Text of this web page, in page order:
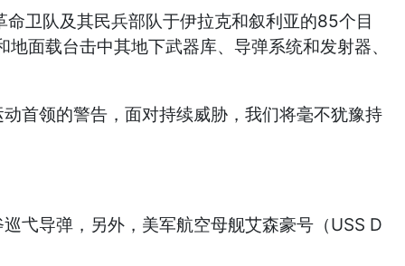
卫队及其民兵部队于伊拉克和叙利亚的85个目
面载台击中其地下武器库、导弹系统和发射器、
首领的警告，面对持续威胁，我们将毫不犹豫持
弋导弹，另外，美军航空母舰艾森豪号（USS D